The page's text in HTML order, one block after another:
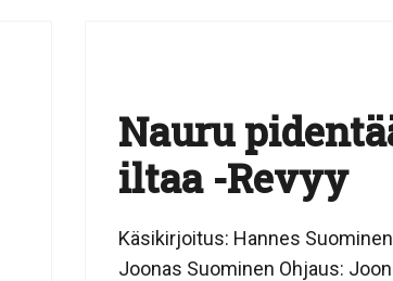
Nauru
iltaa -Revyy
Käsikirjoitus: Hannes
Joonas Suominen Ohjaus: